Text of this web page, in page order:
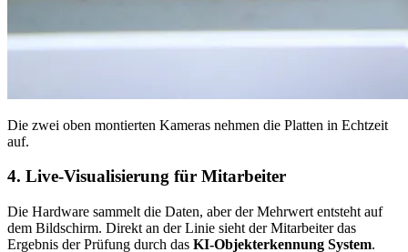
Die zwei oben montierten Kameras nehmen die Platten in Echtzeit
auf.
4. Live-Visualisierung für Mitarbeiter
Die Hardware sammelt die Daten, aber der Mehrwert entsteht auf
dem Bildschirm. Direkt an der Linie sieht der Mitarbeiter das
Ergebnis der Prüfung durch das KI-Objekterkennung System.